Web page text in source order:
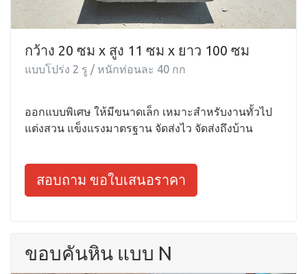
กว้าง 20 ซม x สูง 11 ซม x ยาว 100 ซม
แบบโปร่ง 2 รู / หนักท่อนละ 40 กก
ออกแบบพิเศษ ให้มีขนาดเล็ก เหมาะสำหรับงานทั้วไป
แต่งสวน แข็งแรงมาตรฐาน จัดส่งไว จัดส่งถึงบ้าน
สอบถาม ขอใบเสนอราคา
ขอบคันหิน แบบ N